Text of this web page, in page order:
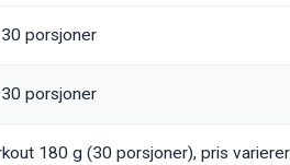
porsjoner
porsjoner
180 g (30 porsjoner), pris